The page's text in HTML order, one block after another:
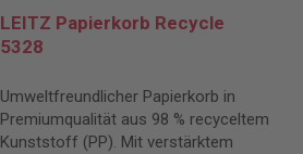
LEITZ Papierkorb Recycle
5328
Umweltfreundlicher Papierkorb in
Premiumqualität aus 98 % recyceltem
Kunststoff (PP). Mit verstärktem